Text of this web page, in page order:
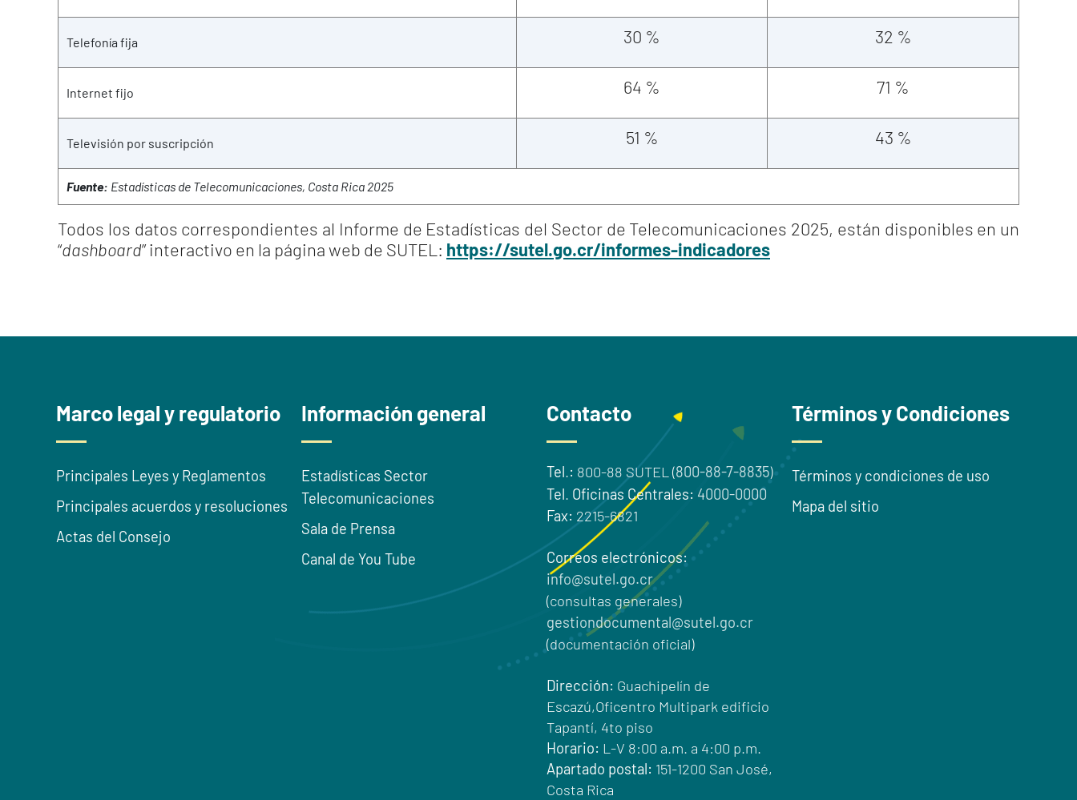
Telefonía fija 30 % 32 %
Internet fijo 64 % 71 %
Televisión por suscripción 51 % 43 %
Fuente: Estadísticas de Telecomunicaciones, Costa Rica 2025
Todos los datos correspondientes al Informe de Estadísticas del Sector de Telecomunicaciones 2025, están disponibles en un
“dashboard” interactivo en la página web de SUTEL: https://sutel.go.cr/informes-indicadores
Marco legal y regulatorio
Principales Leyes y Reglamentos
Principales acuerdos y resoluciones
Actas del Consejo
Información general
Estadísticas Sector
Telecomunicaciones
Sala de Prensa
Canal de You Tube
Contacto
Tel.: 800-88 SUTEL (800-88-7-8835)
Tel. Oficinas Centrales: 4000-0000
Fax: 2215-6821
Correos electrónicos:
info@sutel.go.cr
(consultas generales)
gestiondocumental@sutel.go.cr
(documentación oficial)
Dirección: Guachipelín de
Escazú,Oficentro Multipark edificio
Tapantí, 4to piso
Horario: L-V 8:00 a.m. a 4:00 p.m.
Apartado postal: 151-1200 San José,
Costa Rica
Términos y Condiciones
Términos y condiciones de uso
Mapa del sitio